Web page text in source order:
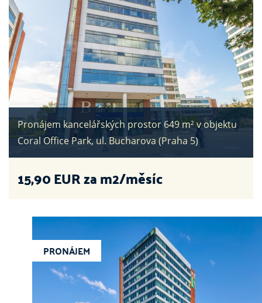
Pronájem kancelářských prostor 649 m² v objektu
Coral Office Park, ul. Bucharova (Praha 5)
15,90EUR za m2/měsíc
PRONÁJEM